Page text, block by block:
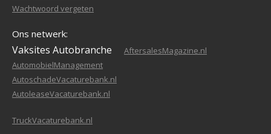
Wachtwoord vergeten
Ons netwerk:
Vaksites Autobranche
AftersalesMagazine.nl
AutomobielManagement
AutoschadeVacaturebank.nl
AutoleaseVacaturebank.nl
TruckVacaturebank.nl